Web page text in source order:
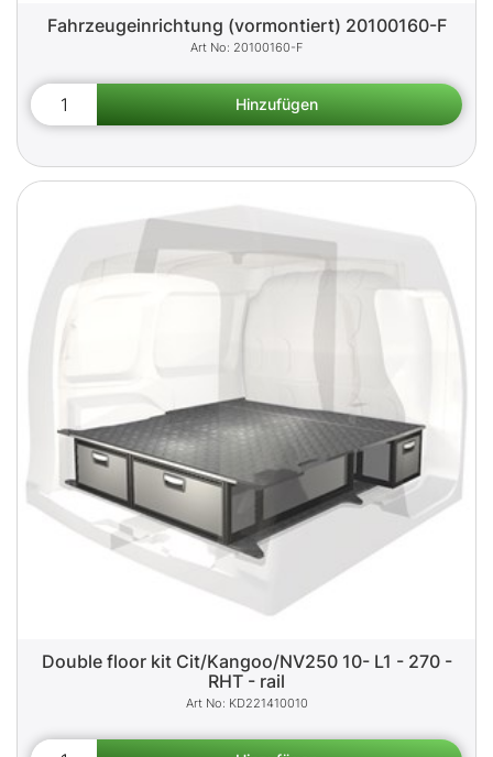
Fahrzeugeinrichtung (vormontiert) 20100160-F
20100160-F
Double floor kit Cit/Kangoo/NV250 10- L1 - 270 -
RHT - rail
KD221410010